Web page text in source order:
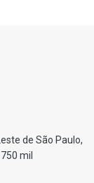
de São Paulo,
mil